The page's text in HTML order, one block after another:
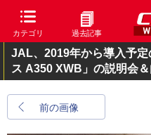
カテゴリ 過去記事
JAL、2019年から導入予
ス A350 XWB」の説明会
前の画像